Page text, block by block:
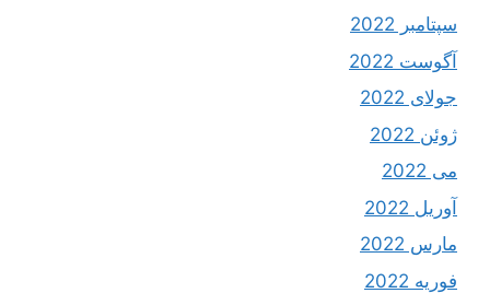
سپتامبر 2022
آگوست 2022
جولای 2022
ژوئن 2022
می 2022
آوریل 2022
مارس 2022
فوریه 2022